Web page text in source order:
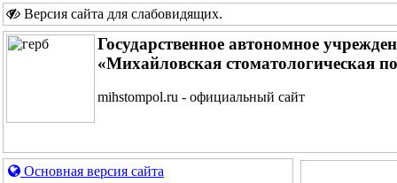
Версия сайта для слабовидящих.
Государственное автономное
«Михайловская стоматологическая
mihstompol.ru - официальный сайт
Основная версия сайта